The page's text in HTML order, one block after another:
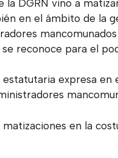
la DGRN vino a
en el ámbito de la
reconoce para el
expresa
en la